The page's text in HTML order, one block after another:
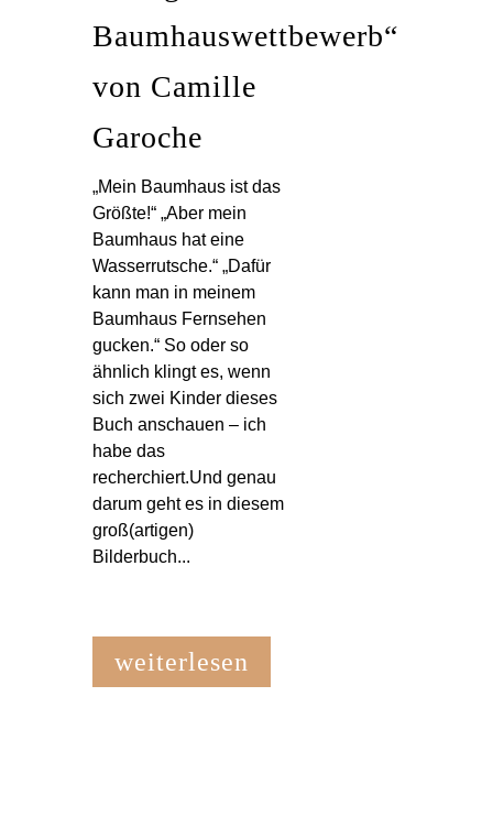
Baumhauswettbewerb“
von Camille
Garoche
„Mein Baumhaus ist das
Größte!“ „Aber mein
Baumhaus hat eine
Wasserrutsche.“ „Dafür
kann man in meinem
Baumhaus Fernsehen
gucken.“ So oder so
ähnlich klingt es, wenn
sich zwei Kinder dieses
Buch anschauen – ich
habe das
recherchiert.Und genau
darum geht es in diesem
groß(artigen)
Bilderbuch...
weiterlesen